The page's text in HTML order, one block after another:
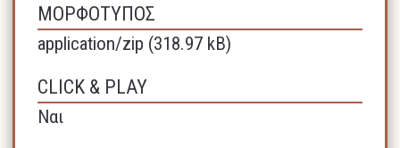
ΜΟΡΦΟΤΥΠΟΣ
application/zip (318.97 kB)
CLICK & PLAY
Ναι